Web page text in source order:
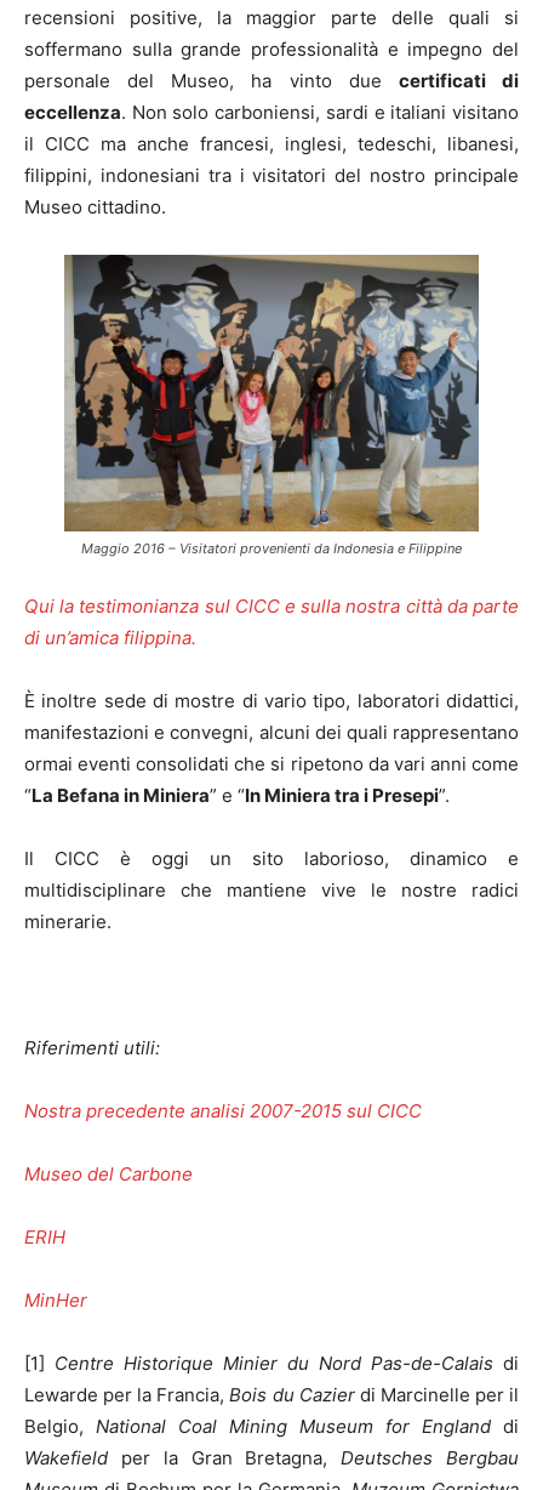
recensioni positive, la maggior parte delle quali si
soffermano sulla grande professionalità e impegno del
personale del Museo, ha vinto due certificati di
eccellenza. Non solo carboniensi, sardi e italiani visitano
il CICC ma anche francesi, inglesi, tedeschi, libanesi,
filippini, indonesiani tra i visitatori del nostro principale
Museo cittadino.
Maggio 2016 – Visitatori provenienti da Indonesia e Filippine
Qui la testimonianza sul CICC e sulla nostra città da parte
di un’amica filippina.
È inoltre sede di mostre di vario tipo, laboratori didattici,
manifestazioni e convegni, alcuni dei quali rappresentano
ormai eventi consolidati che si ripetono da vari anni come
“La Befana in Miniera” e “In Miniera tra i Presepi”.
Il CICC è oggi un sito laborioso, dinamico e
multidisciplinare che mantiene vive le nostre radici
minerarie.
Riferimenti utili:
Nostra precedente analisi 2007-2015 sul CICC
Museo del Carbone
ERIH
MinHer
[1] Centre Historique Minier du Nord Pas-de-Calais di
Lewarde per la Francia,Bois du Cazierdi Marcinelle per il
Belgio, National Coal Mining Museum for England di
Wakefield per la Gran Bretagna,Deutsches Bergbau